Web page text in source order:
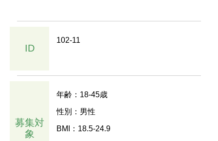
ID
102-11
募集対
象
年齢：18-45歳
性別：男性
BMI：18.5-24.9